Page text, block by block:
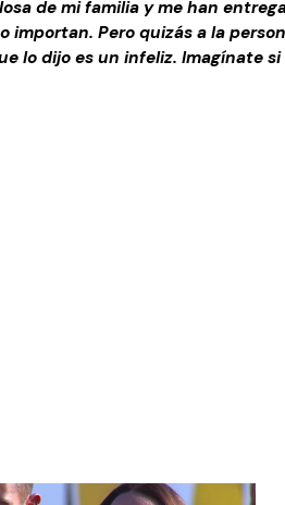
de mi familia y me han
importan. Pero quizás a la
lo dijo es un infeliz. Imagínate